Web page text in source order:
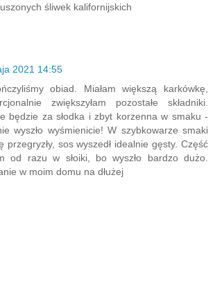
śliwek kalifornijskich
2021 14:55
obiad. Miałam większą karkówkę,
zwiększyłam pozostałe składniki.
będzie za słodka i zbyt korzenna w smaku -
wyszło wyśmienicie! W szybkowarze smaki
przegryzły, sos wyszedł idealnie gęsty. Część
od razu w słoiki, bo wyszło bardzo dużo.
w moim domu na dłużej